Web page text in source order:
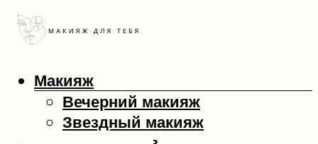
Макияж
Вечерний макияж
Звездный макияж